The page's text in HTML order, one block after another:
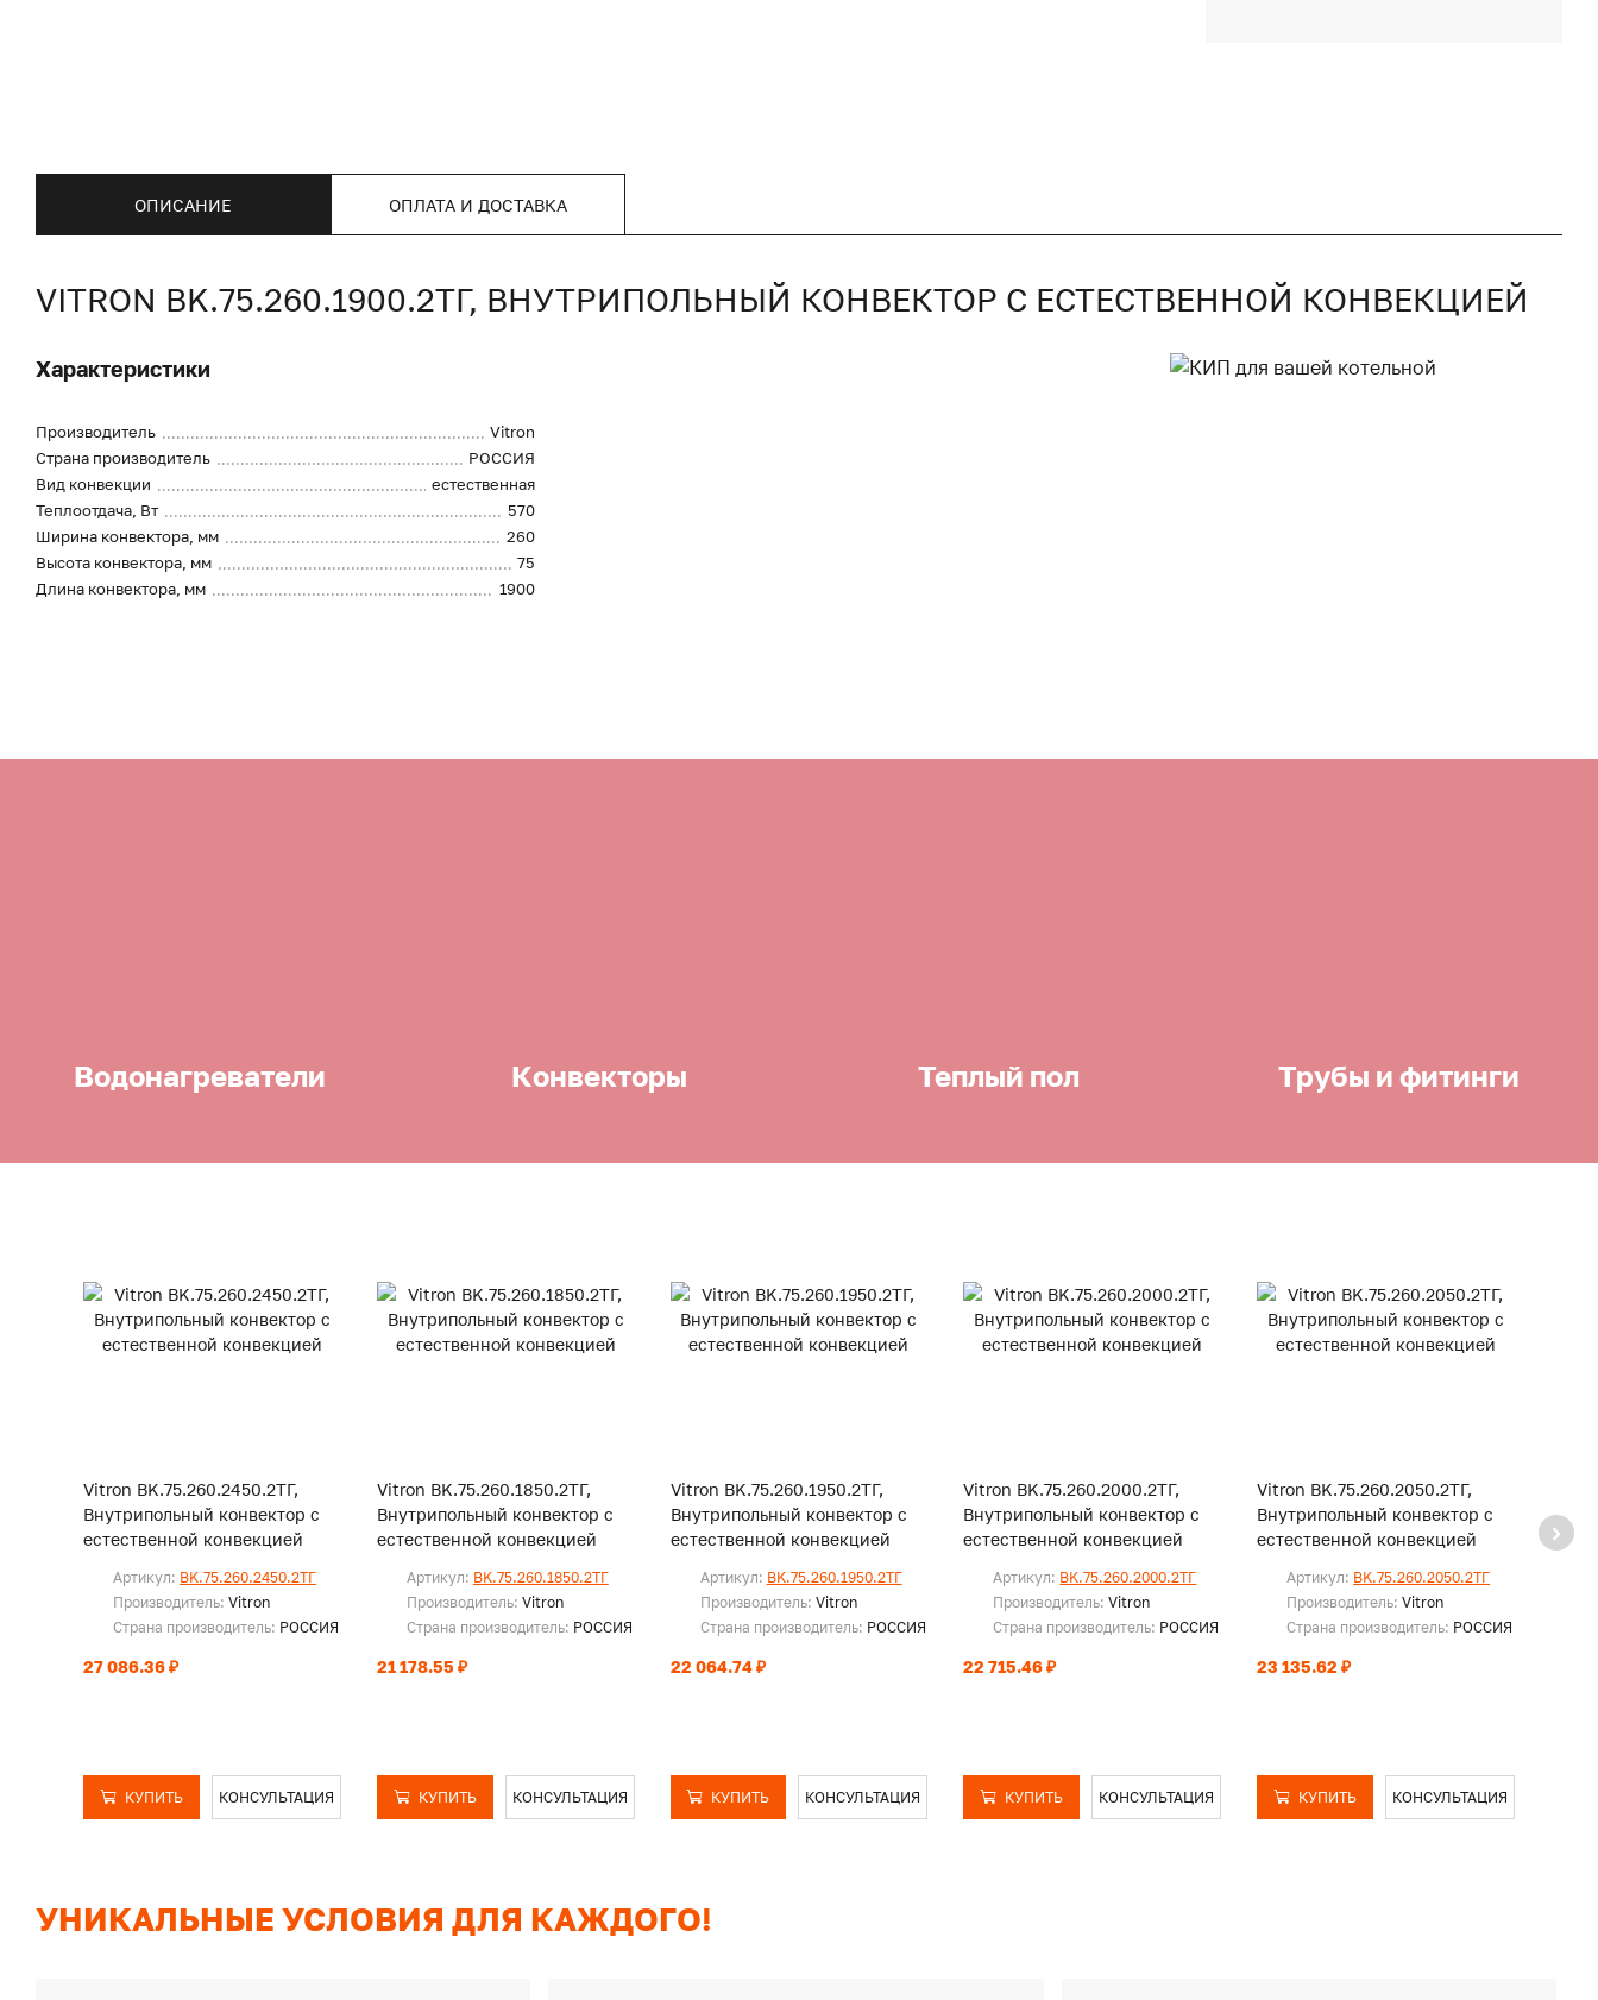
ОПИСАНИЕ ОПЛАТА И ДОСТАВКА
VITRON BK.75.260.1900.2ТГ, ВНУТРИПОЛЬНЫЙ КОНВЕКТОР С ЕСТЕСТВЕННОЙ КОНВЕКЦИЕЙ
Характеристики
Производитель
Vitron
Страна производитель
РОССИЯ
Вид конвекции
естественная
Теплоотдача, Вт
570
Ширина конвектора, мм
260
Высота конвектора, мм
75
Длина конвектора, мм
1900
Водонагреватели Конвекторы Теплый пол Трубы и фитинги
Vitron BK.75.260.2450.2ТГ,
Внутрипольный конвектор с
естественной конвекцией
Артикул: BK.75.260.2450.2ТГ
Производитель: Vitron
Страна производитель: РОССИЯ
27 086.36 ₽
КУПИТЬ КОНСУЛЬТАЦИЯ
Vitron BK.75.260.1850.2ТГ,
Внутрипольный конвектор с
естественной конвекцией
Артикул: BK.75.260.1850.2ТГ
Производитель: Vitron
Страна производитель: РОССИЯ
21 178.55 ₽
КУПИТЬ КОНСУЛЬТАЦИЯ
Vitron BK.75.260.1950.2ТГ,
Внутрипольный конвектор с
естественной конвекцией
Артикул: BK.75.260.1950.2ТГ
Производитель: Vitron
Страна производитель: РОССИЯ
22 064.74 ₽
КУПИТЬ КОНСУЛЬТАЦИЯ
Vitron BK.75.260.2000.2ТГ,
Внутрипольный конвектор с
естественной конвекцией
Артикул: BK.75.260.2000.2ТГ
Производитель:Vitron
Страна производитель: РОССИЯ
22 715.46 ₽
КУПИТЬ КОНСУЛЬТАЦИЯ
Vitron BK.75.260.2050.2ТГ,
Внутрипольный конвектор с
естественной конвекцией
Артикул: BK.75.260.2050.2ТГ
Производитель:Vitron
Страна производитель: РОССИЯ
23 135.62 ₽
КУПИТЬ КОНСУЛЬТАЦИЯ
УНИКАЛЬНЫЕ УСЛОВИЯ ДЛЯ КАЖДОГО!